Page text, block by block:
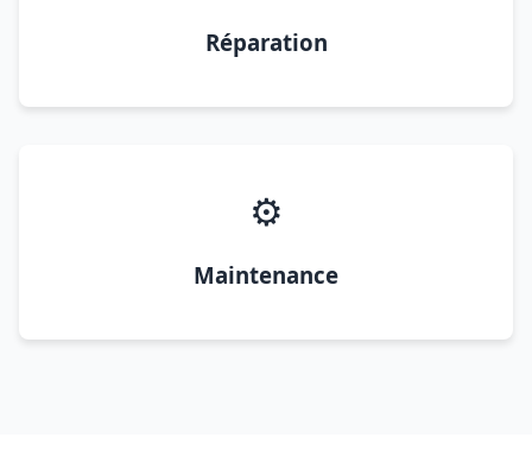
Réparation
⚙️
Maintenance